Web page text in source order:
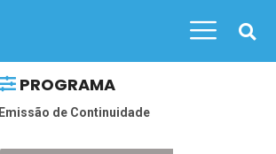
PROGRAMA
Emissão de Continuidade